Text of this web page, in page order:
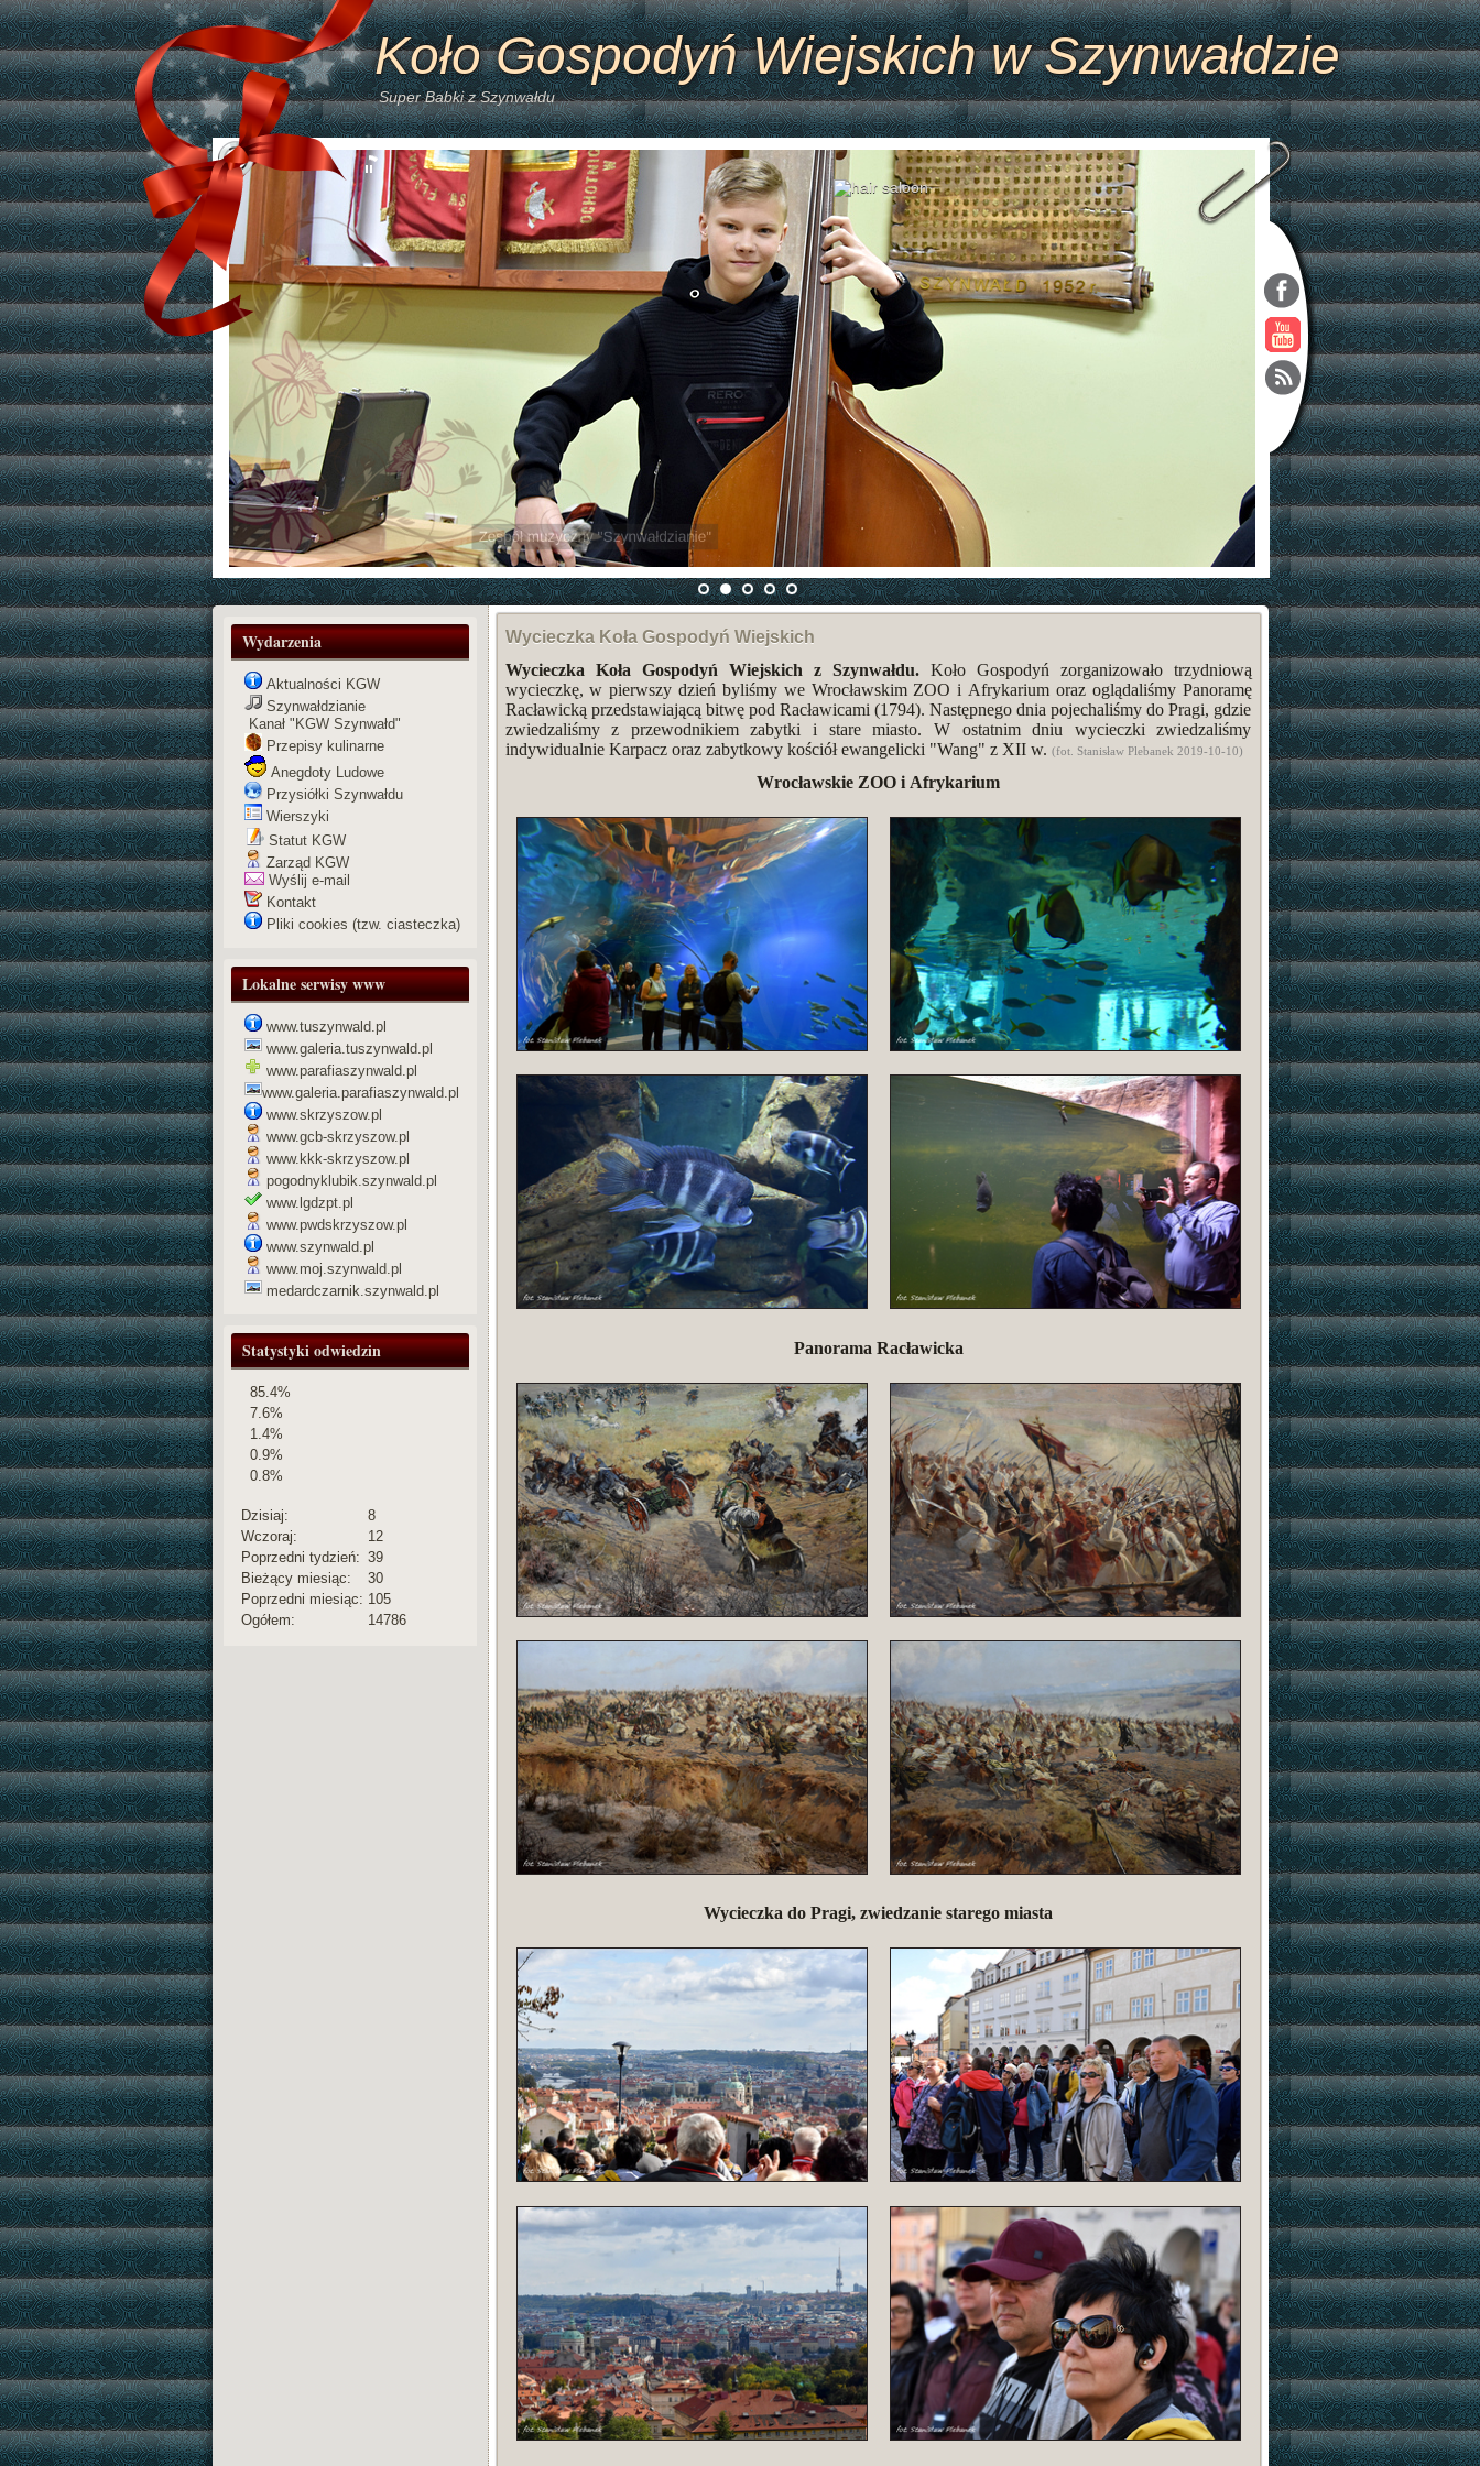
Zespół muzyczny "Szynwałdzianie"
Koło Gospodyń Wiejskich w Szynwałdzie
Super Babki z Szynwałdu
Wydarzenia
Aktualności KGW
Szynwałdzianie
Kanał "KGW Szynwałd"
Przepisy kulinarne
Anegdoty Ludowe
Przysiółki Szynwałdu
Wierszyki
Statut KGW
Zarząd KGW
Wyślij e-mail
Kontakt
Pliki cookies (tzw. ciasteczka)
Lokalne serwisy www
www.tuszynwald.pl
www.galeria.tuszynwald.pl
www.parafiaszynwald.pl
www.galeria.parafiaszynwald.pl
www.skrzyszow.pl
www.gcb-skrzyszow.pl
www.kkk-skrzyszow.pl
pogodnyklubik.szynwald.pl
www.lgdzpt.pl
www.pwdskrzyszow.pl
www.szynwald.pl
www.moj.szynwald.pl
medardczarnik.szynwald.pl
Statystyki odwiedzin
85.4%
7.6%
1.4%
0.9%
0.8%
Dzisiaj:
8
Wczoraj:
12
Poprzedni tydzień: 39
Bieżący miesiąc:
30
Poprzedni miesiąc: 105
Ogółem:
14786
Wycieczka Koła Gospodyń Wiejskich
Wycieczka Koła Gospodyń Wiejskich z Szynwałdu.Koło Gospodyń zorganizowało trzydniową
wycieczkę, w pierwszy dzień byliśmy we Wrocławskim ZOO i Afrykarium oraz oglądaliśmy Panoramę
Racławicką przedstawiającą bitwę pod Racławicami (1794). Następnego dnia pojechaliśmy do Pragi, gdzie
zwiedzaliśmy z przewodnikiem zabytki i stare miasto. W ostatnim dniu wycieczki zwiedzaliśmy
indywidualnie Karpacz oraz zabytkowy kościół ewangelicki "Wang" z XII w. (fot. Stanisław Plebanek 2019-10-10)
Wrocławskie ZOO i Afrykarium
Panorama Racławicka
Wycieczka do Pragi, zwiedzanie starego miasta